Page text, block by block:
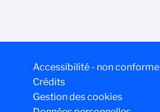
Accessibilité - non conforme
Crédits
Gestion des cookies